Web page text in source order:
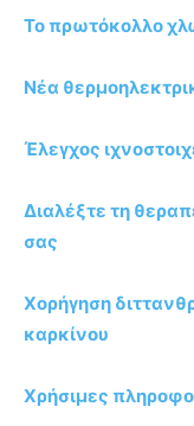
Το πρωτόκολλο
Νέα
Έλεγχος
Διαλέξτε τη
σας
Χορήγηση
καρκίνου
Χρήσιμες